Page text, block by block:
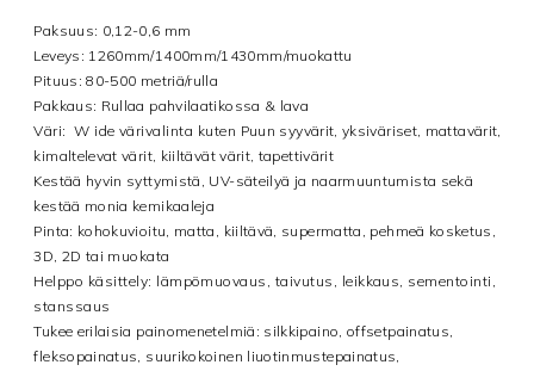
Paksuus: 0,12-0,6 mm
Leveys: 1260mm/1400mm/1430mm/muokattu
Pituus: 80-500 metriä/rulla
Pakkaus: Rullaa pahvilaatikossa & lava
Väri: W ide värivalinta kuten Puun syyvärit, yksiväriset, mattavärit,
kimaltelevat värit, kiiltävät värit, tapettivärit
Kestää hyvin syttymistä, UV-säteilyä ja naarmuuntumista sekä
kestää monia kemikaaleja
Pinta: kohokuvioitu, matta, kiiltävä, supermatta, pehmeä kosketus,
3D, 2D tai muokata
Helppo käsittely: lämpömuovaus, taivutus, leikkaus, sementointi,
stanssaus
Tukee erilaisia ​​painomenetelmiä: silkkipaino, offsetpainatus,
fleksopainatus, suurikokoinen liuotinmustepainatus,